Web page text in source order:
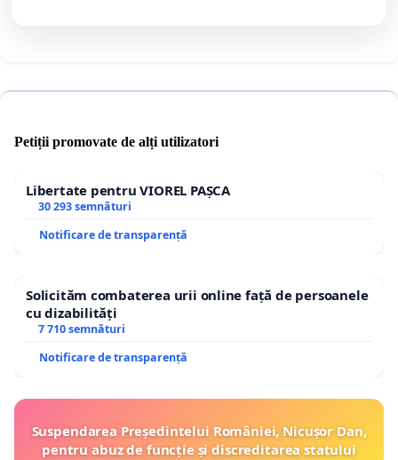
Petiții promovate de alți utilizatori
Libertate pentru VIOREL PAȘCA
30 293 semnături
Notificare de transparență
Solicităm combaterea urii online față de persoanele
cu dizabilități
7 710 semnături
Notificare de transparență
Suspendarea Președintelui României, Nicușor Dan,
pentru abuz de funcție și discreditarea statului